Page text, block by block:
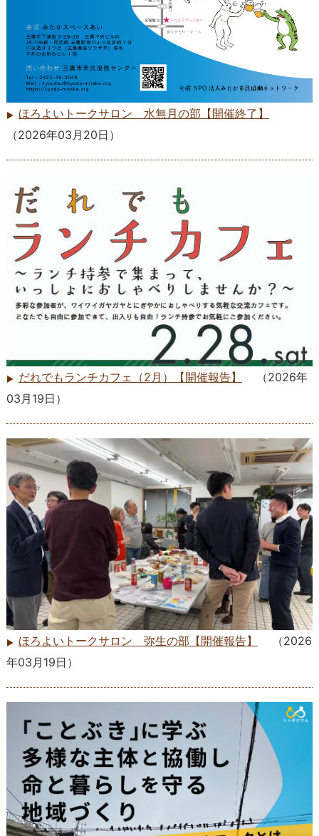
ほろよいトークサロン 水無月の部【開催終了】
（2026年03月20日 ）
だれでもランチカフェ（2月）【開催報告】 （2026年
03月19日 ）
ほろよいトークサロン 弥生の部【開催報告】 （2026
年03月19日 ）